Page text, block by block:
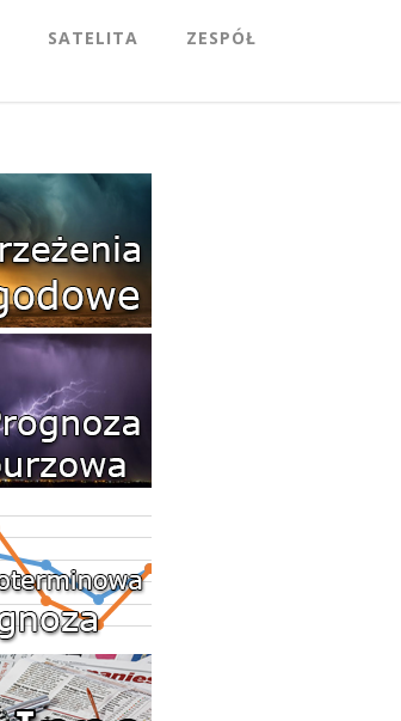
SATELITA ZESPÓŁ